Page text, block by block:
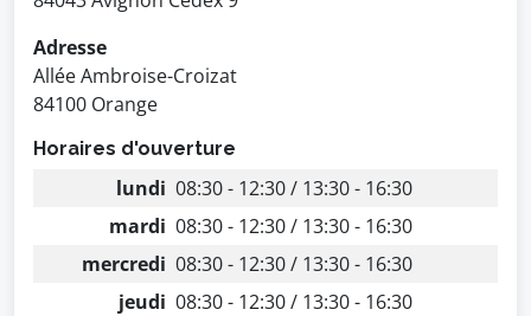
Adresse
Allée Ambroise-Croizat
84100 Orange
Horaires d'ouverture
lundi 08:30 - 12:30 / 13:30 - 16:30
mardi 08:30 - 12:30 / 13:30 - 16:30
mercredi 08:30 - 12:30 / 13:30 - 16:30
jeudi 08:30 - 12:30 / 13:30 - 16:30